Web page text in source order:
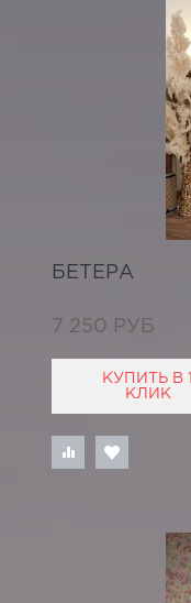
БЕТЕРА
7 250 РУБ
КУПИТЬ В 1
КЛИК